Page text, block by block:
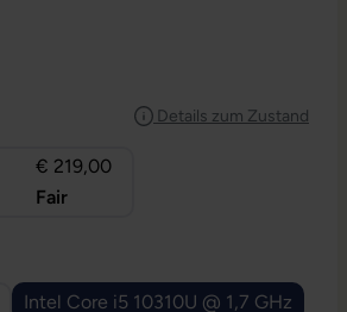
Details zum Zustand
€ 219,00
Fair
Intel Core i5 10310U @ 1,7 GHz